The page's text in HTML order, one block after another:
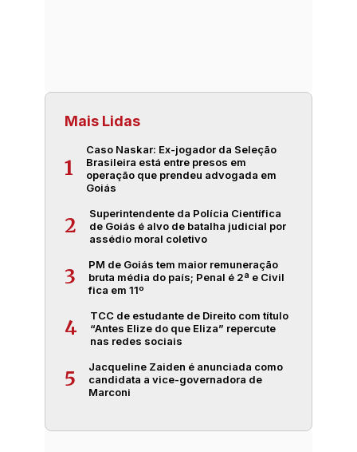
Mais Lidas
1
Caso Naskar: Ex-jogador da Seleção
Brasileira está entre presos em
operação que prendeu advogada em
Goiás
2
Superintendente da Polícia Científica
de Goiás é alvo de batalha judicial por
assédio moral coletivo
3
PM de Goiás tem maior remuneração
bruta média do país; Penal é 2ª e Civil
fica em 11º
4
TCC de estudante de Direito com título
“Antes Elize do que Eliza” repercute
nas redes sociais
5
Jacqueline Zaiden é anunciada como
candidata a vice-governadora de
Marconi